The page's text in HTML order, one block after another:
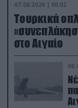
07.08.2026 | 00:02
Τουρκικά
στο Αιγαίο